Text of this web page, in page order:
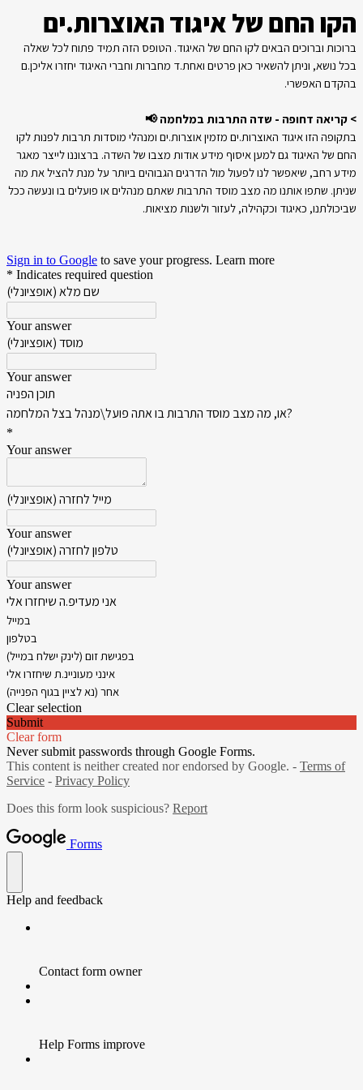
הקו החם של איגוד האוצרות.ים
ברוכות וברוכים הבאים לקו החם של האיגוד. הטופס הזה תמיד פתוח לכל שאלה
בכל נושא, וניתן להשאיר כאן פרטים ואחת.ד מחברות וחברי האיגוד יחזרו אליכן.ם
בהקדם האפשרי.
> קריאה דחופה - שדה התרבות במלחמה 📢
בתקופה הזו איגוד האוצרות.ים מזמין אוצרות.ים ומנהלי מוסדות תרבות לפנות לקו
החם של האיגוד גם למען איסוף מידע אודות מצבו של השדה. ברצוננו לייצר מאגר
מידע רחב, שיאפשר לנו לפעול מול הדרגים הגבוהים ביותר על מנת להציל את מה
שניתן. שתפו אותנו מה מצב מוסד התרבות שאתם מנהלים או פועלים בו ונעשה ככל
שביכולתנו, כאיגוד וכקהילה, לעזור ולשנות מציאות.
Sign in to Google to save your progress. Learn more
* Indicates required question
שם מלא (אופציונלי)
Your answer
מוסד (אופציונלי)
Your answer
תוכן הפניה
או, מה מצב מוסד התרבות בו אתה פועל\מנהל בצל המלחמה?
*
Your answer
מייל לחזרה (אופציונלי)
Your answer
טלפון לחזרה (אופציונלי)
Your answer
אני מעדיפ.ה שיחזרו אלי
במייל
בטלפון
בפגישת זום (לינק ישלח במייל)
אינני מעוניינ.ת שיחזרו אלי
אחר (נא לציין בגוף הפנייה)
Clear selection
Submit
Clear form
Never submit passwords through Google Forms.
This content is neither created nor endorsed by Google. - Terms of
Service - Privacy Policy
Does this form look suspicious? Report
Forms
Help and feedback
Contact form owner
Help Forms improve